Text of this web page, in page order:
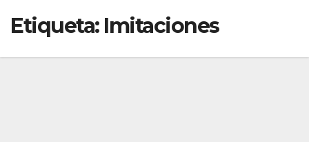
Etiqueta: Imitaciones